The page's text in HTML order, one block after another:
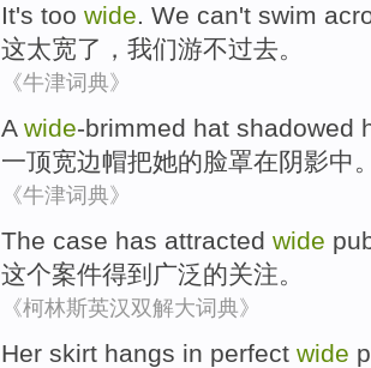
It's too wide. We can't swim
这太宽了 ， 我们游不过去。
《牛津词典》
A wide-brimmed hat shadowed
一顶宽边帽把她的脸罩在阴影中
《牛津词典》
The case has attracted wide
这个案件得到 广泛的关注。
《柯林斯英汉双解大词典》
Her skirt hangs in perfect wide